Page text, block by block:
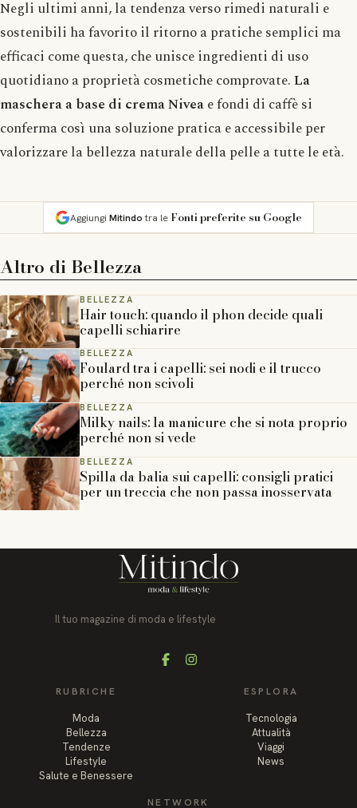
Negli ultimi anni, la tendenza verso rimedi naturali e
sostenibili ha favorito il ritorno a pratiche semplici ma
efficaci come questa, che unisce ingredienti di uso
quotidiano a proprietà cosmetiche comprovate.La
maschera a base di crema Niveae fondi di caffè si
conferma così una soluzione pratica e accessibile per
valorizzare la bellezza naturale della pelle a tutte le età.
Aggiungi Mitindotra le Fonti preferite su Google
Altro di Bellezza
BELLEZZA
Hair touch: quando il phon decide quali
capelli schiarire
BELLEZZA
Foulard tra i capelli: sei nodi e il trucco
perché non scivoli
BELLEZZA
Milky nails: la manicure che si nota proprio
perché non si vede
BELLEZZA
Spilla da balia sui capelli: consigli pratici
per un treccia che non passa inosservata
Il tuo magazine di moda e lifestyle
FacebookInstagram
RUBRICHE
Moda
Bellezza
Tendenze
Lifestyle
Salute e Benessere
ESPLORA
Tecnologia
Attualità
Viaggi
News
NETWORK